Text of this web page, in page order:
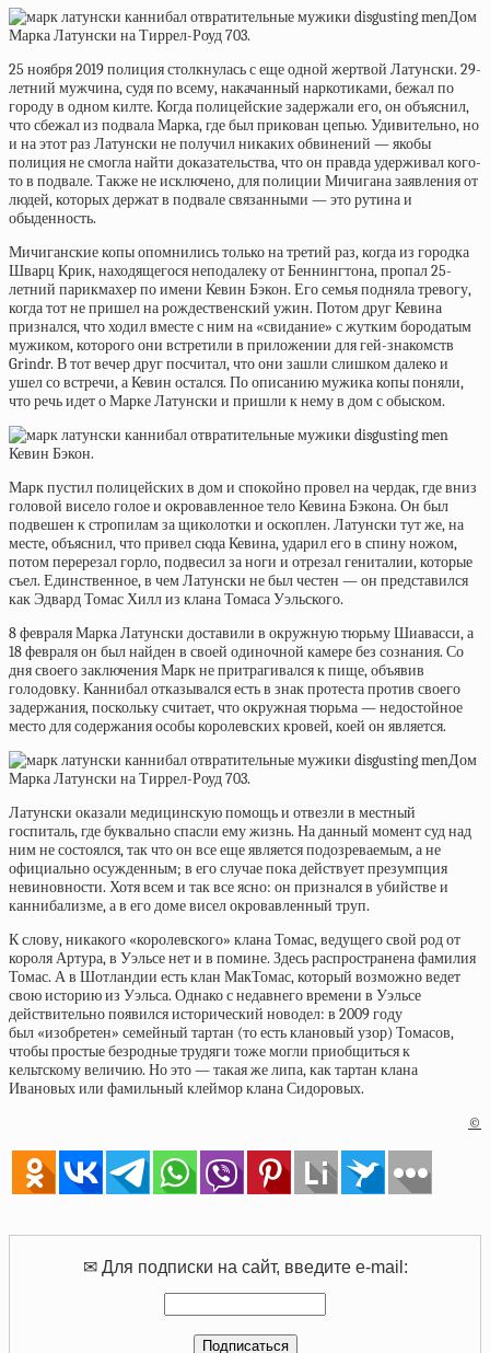
Дом
Марка Латунски на Тиррел-Роуд 703.
25 ноября 2019 полиция столкнулась с еще одной жертвой Латунски. 29-
летний мужчина, судя по всему, накачанный наркотиками, бежал по
городу в одном килте. Когда полицейские задержали его, он объяснил,
что сбежал из подвала Марка, где был прикован цепью. Удивительно, но
и на этот раз Латунски не получил никаких обвинений — якобы
полиция не смогла найти доказательства, что он правда удерживал кого-
то в подвале. Также не исключено, для полиции Мичигана заявления от
людей, которых держат в подвале связанными — это рутина и
обыденность.
Мичиганские копы опомнились только на третий раз, когда из городка
Шварц Крик, находящегося неподалеку от Беннингтона, пропал 25-
летний парикмахер по имени Кевин Бэкон. Его семья подняла тревогу,
когда тот не пришел на рождественский ужин. Потом друг Кевина
признался, что ходил вместе с ним на «свидание» с жутким бородатым
мужиком, которого они встретили в приложении для гей-знакомств
Grindr. В тот вечер друг посчитал, что они зашли слишком далеко и
ушел со встречи, а Кевин остался. По описанию мужика копы поняли,
что речь идет о Марке Латунски и пришли к нему в дом с обыском.
Кевин Бэкон.
Марк пустил полицейских в дом и спокойно провел на чердак, где вниз
головой висело голое и окровавленное тело Кевина Бэкона. Он был
подвешен к стропилам за щиколотки и оскоплен. Латунски тут же, на
месте, объяснил, что привел сюда Кевина, ударил его в спину ножом,
потом перерезал горло, подвесил за ноги и отрезал гениталии, которые
съел. Единственное, в чем Латунски не был честен — он представился
как Эдвард Томас Хилл из клана Томаса Уэльского.
8 февраля Марка Латунски доставили в окружную тюрьму Шиавасси, а
18 февраля он был найден в своей одиночной камере без сознания. Со
дня своего заключения Марк не притрагивался к пище,объявив
голодовку. Каннибал отказывался есть в знак протеста против своего
задержания, поскольку считает, что окружная тюрьма — недостойное
место для содержания особы королевских кровей, коей он является.
Дом
Марка Латунски на Тиррел-Роуд 703.
Латунски оказали медицинскую помощь и отвезли в местный
госпиталь, где буквально спасли ему жизнь. На данный момент суд над
ним не состоялся, так что он все еще является подозреваемым, а не
официально осужденным; в его случае пока действует презумпция
невиновности. Хотя всем и так все ясно: он признался в убийстве и
каннибализме, а в его доме висел окровавленный труп.
К слову, никакого «королевского» клана Томас, ведущего свой род от
короля Артура, в Уэльсе нет и в помине. Здесь распространенафамилия
Томас. А в Шотландии есть клан МакТомас, который возможно ведет
свою историю из Уэльса. Однако с недавнего времени в Уэльсе
действительно появился исторический новодел: в 2009 году
был «изобретен» семейный тартан (то есть клановый узор) Томасов,
чтобы простые безродные трудяги тоже могли приобщиться к
кельтскому величию. Но это — такая же липа, как тартан клана
Ивановых или фамильный клеймор клана Сидоровых.
©
✉ Для подписки на сайт, введите e-mail: